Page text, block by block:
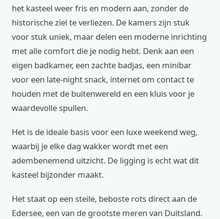
het kasteel weer fris en modern aan, zonder de
historische ziel te verliezen. De kamers zijn stuk
voor stuk uniek, maar delen een moderne inrichting
met alle comfort die je nodig hebt. Denk aan een
eigen badkamer, een zachte badjas, een minibar
voor een late-night snack, internet om contact te
houden met de buitenwereld en een kluis voor je
waardevolle spullen.
Het is de ideale basis voor een luxe weekend weg,
waarbij je elke dag wakker wordt met een
adembenemend uitzicht. De ligging is echt wat dit
kasteel bijzonder maakt.
Het staat op een steile, beboste rots direct aan de
Edersee, een van de grootste meren van Duitsland.